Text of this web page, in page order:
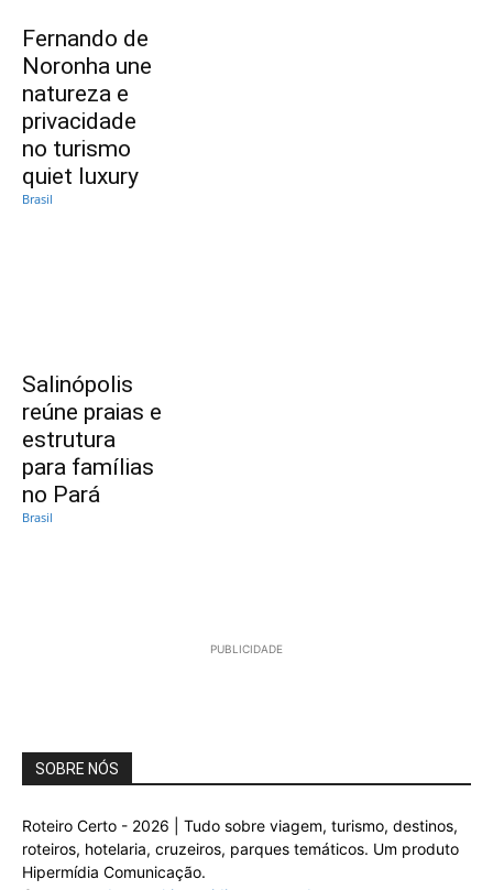
Fernando de
Noronha une
natureza e
privacidade
no turismo
quiet luxury
Brasil
Salinópolis
reúne praias e
estrutura
para famílias
no Pará
Brasil
PUBLICIDADE
SOBRE NÓS
Roteiro Certo - 2026 | Tudo sobre viagem, turismo, destinos,
roteiros, hotelaria, cruzeiros, parques temáticos. Um produto
Hipermídia Comunicação.